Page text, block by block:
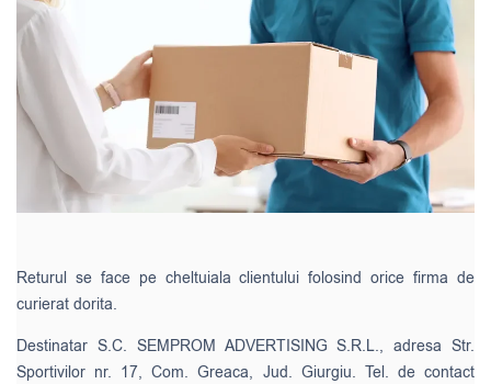
Returul se face pe cheltuiala clientului folosind orice firma de
curierat dorita.
Destinatar S.C. SEMPROM ADVERTISING S.R.L., adresa Str.
Sportivilor nr. 17, Com. Greaca, Jud. Giurgiu. Tel. de contact